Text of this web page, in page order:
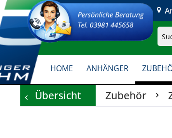
HOME ANHÄNGER
Übersicht Zubehör